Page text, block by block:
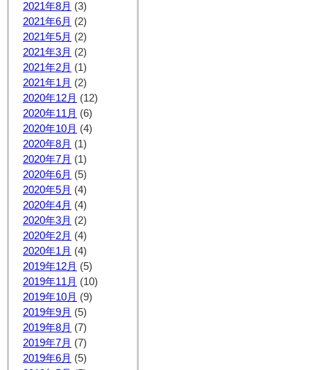
2021年8月 (3)
2021年6月 (2)
2021年5月 (2)
2021年3月 (2)
2021年2月 (1)
2021年1月 (2)
2020年12月 (12)
2020年11月 (6)
2020年10月 (4)
2020年8月 (1)
2020年7月 (1)
2020年6月 (5)
2020年5月 (4)
2020年4月 (4)
2020年3月 (2)
2020年2月 (4)
2020年1月 (4)
2019年12月 (5)
2019年11月 (10)
2019年10月 (9)
2019年9月 (5)
2019年8月 (7)
2019年7月 (7)
2019年6月 (5)